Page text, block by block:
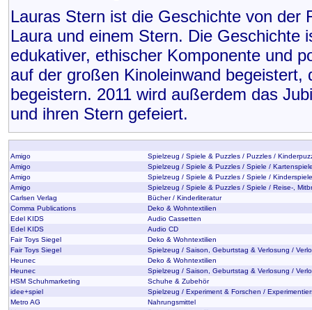
Lauras Stern ist die Geschichte von der
Laura und einem Stern. Die Geschichte
edukativer, ethischer Komponente und
auf der großen Kinoleinwand
begeistern. 2011 wird außerdem das
und ihren Stern gefeiert.
Amigo
Spielzeug / Spiele & Puzzles / Puzzles /
Amigo
Spielzeug / Spiele & Puzzles / Spiele /
Amigo
Spielzeug / Spiele & Puzzles / Spiele / Kinderspiele
Amigo
Spielzeug / Spiele & Puzzles / Spiele / Reise-,
Carlsen Verlag
Bücher / Kinderliteratur
Comma Publications
Deko & Wohntextilien
Edel KIDS
Audio Cassetten
Edel KIDS
Audio CD
Fair Toys Siegel
Deko & Wohntextilien
Fair Toys Siegel
Spielzeug / Saison, Geburtstag & Verlosung /
Heunec
Deko & Wohntextilien
Heunec
Spielzeug / Saison, Geburtstag & Verlosung /
HSM Schuhmarketing
Schuhe & Zubehör
idee+spiel
Spielzeug / Experiment & Forschen /
Metro AG
Nahrungsmittel